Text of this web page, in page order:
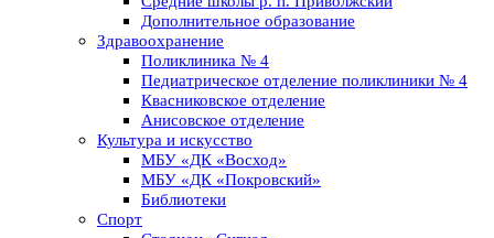
Дополнительное образование
Здравоохранение
Поликлиника № 4
Педиатрическое отделение поликлиники № 4
Квасниковское отделение
Анисовское отделение
Культура и искусство
МБУ «ДК «Восход»
МБУ «ДК «Покровский»
Библиотеки
Спорт